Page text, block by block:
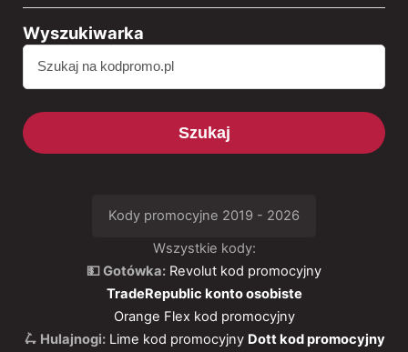
Wyszukiwarka
Szukaj
Kody promocyjne 2019 - 2026
Wszystkie kody:
💵 Gotówka: Revolut kod promocyjny
TradeRepublic konto osobiste
Orange Flex kod promocyjny
🛴 Hulajnogi: Lime kod promocyjny Dott kod promocyjny